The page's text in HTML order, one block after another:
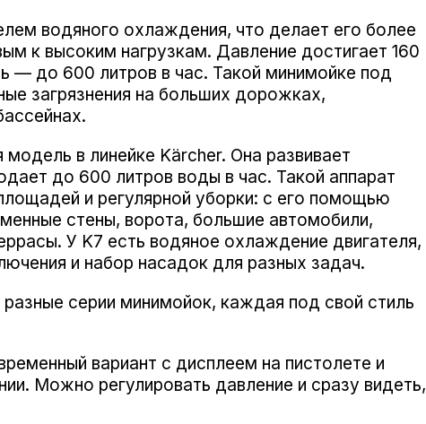
водяного охлаждения, что делает его более
к высоким нагрузкам. Давление достигает 160
— до 600 литров в час. Такой минимойке под
загрязнения на больших дорожках,
в линейке Kärcher. Она развивает
до 600 литров воды в час. Такой аппарат
и регулярной уборки: с его помощью
стены, ворота, большие автомобили,
У K7 есть водяное охлаждение двигателя,
и набор насадок для разных задач.
серии минимойок, каждая под свой стиль
вариант с дисплеем на пистолете и
Можно регулировать давление и сразу видеть,